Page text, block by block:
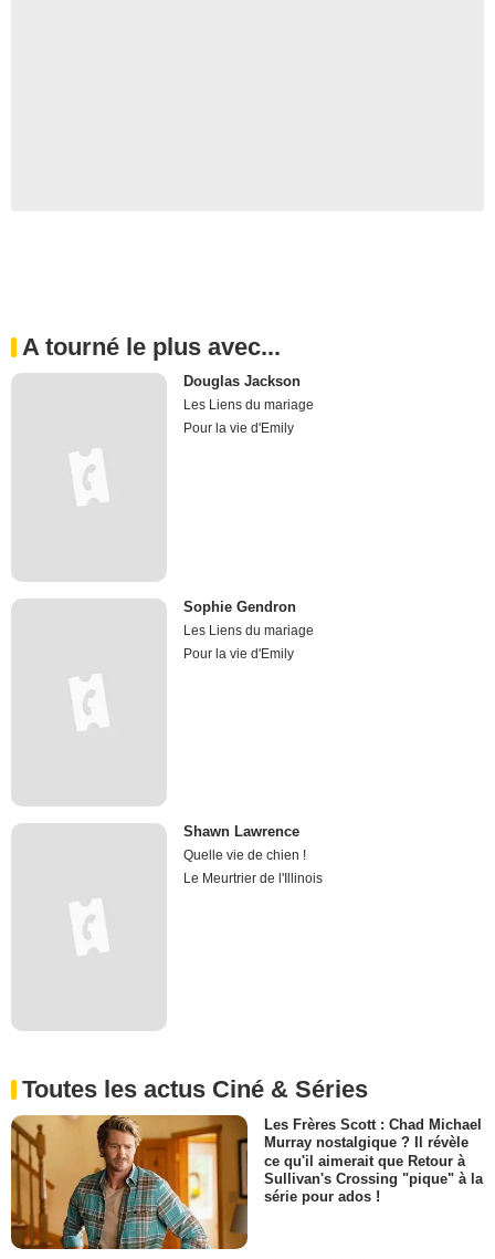
A tourné le plus avec...
Douglas Jackson
Les Liens du mariage
Pour la vie d'Emily
Sophie Gendron
Les Liens du mariage
Pour la vie d'Emily
Shawn Lawrence
Quelle vie de chien !
Le Meurtrier de l'Illinois
Toutes les actus Ciné & Séries
Les Frères Scott : Chad Michael
Murray nostalgique ? Il révèle
ce qu'il aimerait que Retour à
Sullivan's Crossing "pique" à la
série pour ados !